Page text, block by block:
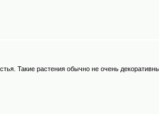
Такие растения обычно не очень